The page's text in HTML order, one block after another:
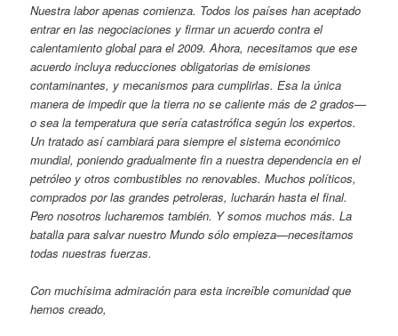
Nuestra labor apenas comienza. Todos los países han aceptado
entrar en las negociaciones y firmar un acuerdo contra el
calentamiento global para el 2009. Ahora, necesitamos que ese
acuerdo incluya reducciones obligatorias de emisiones
contaminantes, y mecanismos para cumplirlas. Esa la única
manera de impedir que la tierra no se caliente más de 2 grados—
o sea la temperatura que sería catastrófica según los expertos.
Un tratado así cambiará para siempre el sistema económico
mundial, poniendo gradualmente fin a nuestra dependencia en el
petróleo y otros combustibles no renovables. Muchos políticos,
comprados por las grandes petroleras, lucharán hasta el final.
Pero nosotros lucharemos también. Y somos muchos más. La
batalla para salvar nuestro Mundo sólo empieza—necesitamos
todas nuestras fuerzas.
Con muchísima admiración para esta increíble comunidad que
hemos creado,